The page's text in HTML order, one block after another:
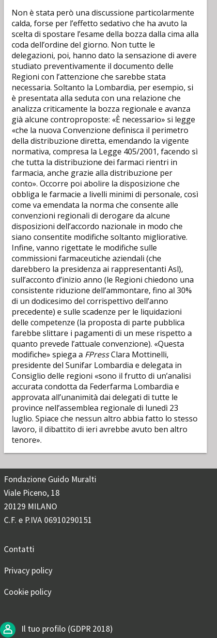
Non è stata però una discussione particolarmente
calda, forse per l’effetto sedativo che ha avuto la
scelta di spostare l’esame della bozza dalla cima alla
coda dell’ordine del giorno. Non tutte le
delegazioni, poi, hanno dato la sensazione di avere
studiato preventivamente il documento delle
Regioni con l’attenzione che sarebbe stata
necessaria. Soltanto la Lombardia, per esempio, si
è presentata alla seduta con una relazione che
analizza criticamente la bozza regionale e avanza
già alcune controproposte: «È necessario» si legge
«che la nuova Convenzione definisca il perimetro
della distribuzione diretta, emendando la vigente
normativa, compresa la Legge 405/2001, facendo sì
che tutta la distribuzione dei farmaci rientri in
farmacia, anche grazie alla distribuzione per
conto». Occorre poi abolire la disposizione che
obbliga le farmacie a livelli minimi di personale, così
come va emendata la norma che consente alle
convenzioni regionali di derogare da alcune
disposizioni dell’accordo nazionale in modo che
siano consentite modifiche soltanto migliorative.
Infine, vanno rigettate le modifiche sulle
commissioni farmaceutiche aziendali (che
darebbero la presidenza ai rappresentanti Asl),
sull’acconto d’inizio anno (le Regioni chiedono una
consistente riduzione dell’ammontare, fino al 30%
di un dodicesimo del corrispettivo dell’anno
precedente) e sulle scadenze per le liquidazioni
delle competenze (la proposta di parte pubblica
farebbe slittare i pagamenti di un mese rispetto a
quanto prevede l’attuale convenzione). «Questa
modifiche» spiega a FPressClara Mottinelli,
presidente del Sunifar Lombardia e delegata in
Consiglio delle regioni «sono il frutto di un’analisi
accurata condotta da Federfarma Lombardia e
approvata all’unanimità dai delegati di tutte le
province nell’assemblea regionale di lunedì 23
luglio. Spiace che nessun altro abbia fatto lo stesso
lavoro, il dibattito di ieri avrebbe avuto ben altro
tenore».
Fondazione Guido Muralti
Viale Piceno, 18
20129 MILANO
C.F. e P.IVA 06910290151
Contatti
Privacy policy
Cookie policy
Il tuo profilo (GDPR 2018)